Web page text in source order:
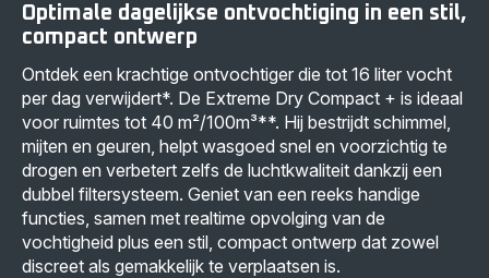
Optimale dagelijkse ontvochtiging in een stil,
compact ontwerp
Ontdek een krachtige ontvochtiger die tot 16 liter vocht
per dag verwijdert*. De Extreme Dry Compact + is ideaal
voor ruimtes tot 40 m²/100m³**. Hij bestrijdt schimmel,
mijten en geuren, helpt wasgoed snel en voorzichtig te
drogen en verbetert zelfs de luchtkwaliteit dankzij een
dubbel filtersysteem. Geniet van een reeks handige
functies, samen met realtime opvolging van de
vochtigheid plus een stil, compact ontwerp dat zowel
discreet als gemakkelijk te verplaatsen is.